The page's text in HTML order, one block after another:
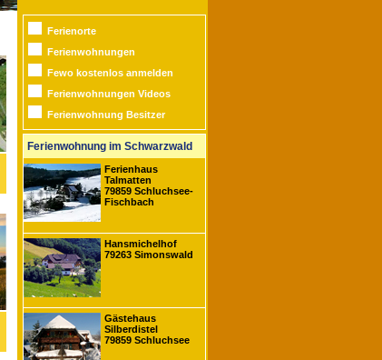
Ferienorte
Ferienwohnungen
Fewo kostenlos anmelden
Ferienwohnungen Videos
Ferienwohnung Besitzer
Ferienwohnung im Schwarzwald
Ferienhaus
Talmatten
79859 Schluchsee-
Fischbach
Hansmichelhof
79263 Simonswald
Gästehaus
Silberdistel
79859 Schluchsee